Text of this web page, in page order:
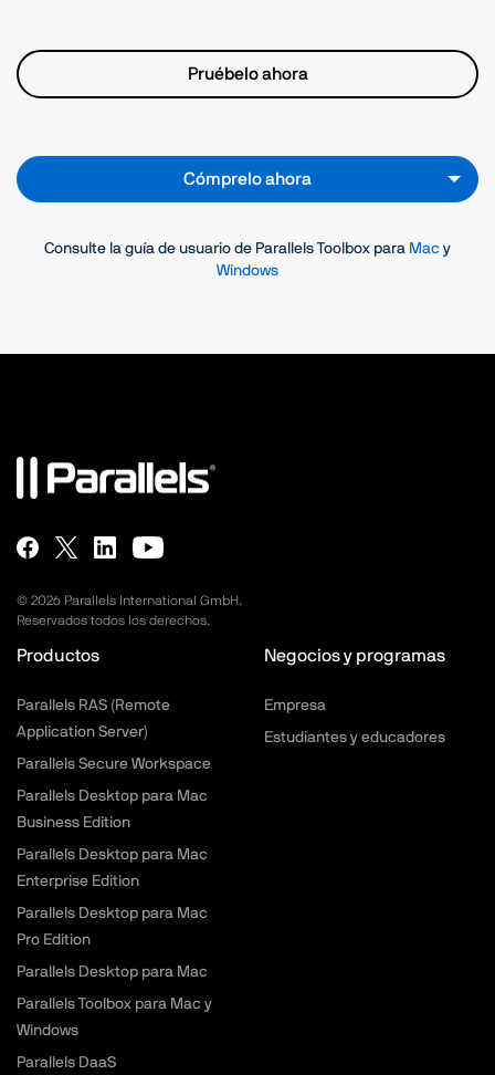
Apagar modo de suspensión
Expulsar volúmenes
macOS y Windows
Cifrar archivos
macOS y Windows
Encontrar duplicados
Enfoque en ventana
macOS
Pruébelo ahora
Cómprelo ahora
Consulte la guía de usuario de Parallels Toolbox para Mac y
Windows
© 2026 Parallels International GmbH.
Reservados todos los derechos.
Productos
Parallels RAS (Remote
Application Server)
Parallels Secure Workspace
Parallels Desktop para Mac
Business Edition
Parallels Desktop para Mac
Enterprise Edition
Parallels Desktop para Mac
Pro Edition
Parallels Desktop para Mac
Parallels Toolbox para Mac y
Windows
Parallels DaaS
Negocios y programas
Empresa
Estudiantes y educadores